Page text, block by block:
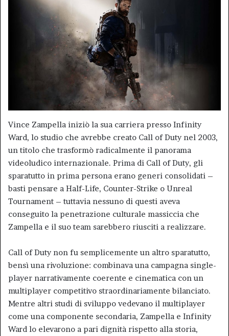
Vince Zampella iniziò la sua carriera presso Infinity
Ward, lo studio che avrebbe creato Call of Duty nel 2003,
un titolo che trasformò radicalmente il panorama
videoludico internazionale. Prima di Call of Duty, gli
sparatutto in prima persona erano generi consolidati –
basti pensare a Half-Life, Counter-Strike o Unreal
Tournament – tuttavia nessuno di questi aveva
conseguito la penetrazione culturale massiccia che
Zampella e il suo team sarebbero riusciti a realizzare.
Call of Duty non fu semplicemente un altro sparatutto,
bensì una rivoluzione: combinava una campagna single-
player narrativamente coerente e cinematica con un
multiplayer competitivo straordinariamente bilanciato.
Mentre altri studi di sviluppo vedevano il multiplayer
come una componente secondaria, Zampella e Infinity
Ward lo elevarono a pari dignità rispetto alla storia,